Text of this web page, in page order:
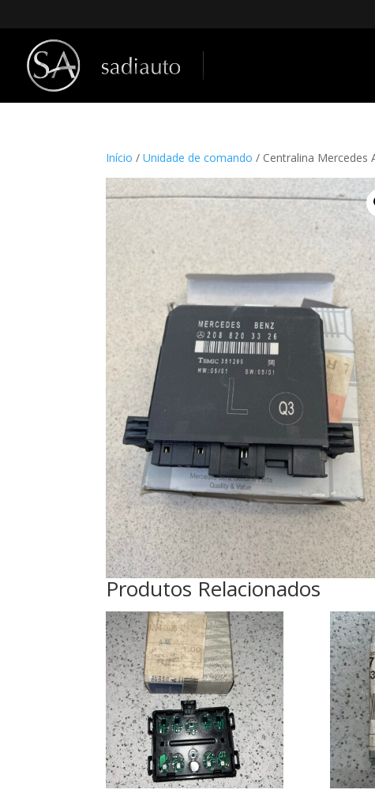
Início /Unidade de comando / Centralina Mercedes
Produtos Relacionados